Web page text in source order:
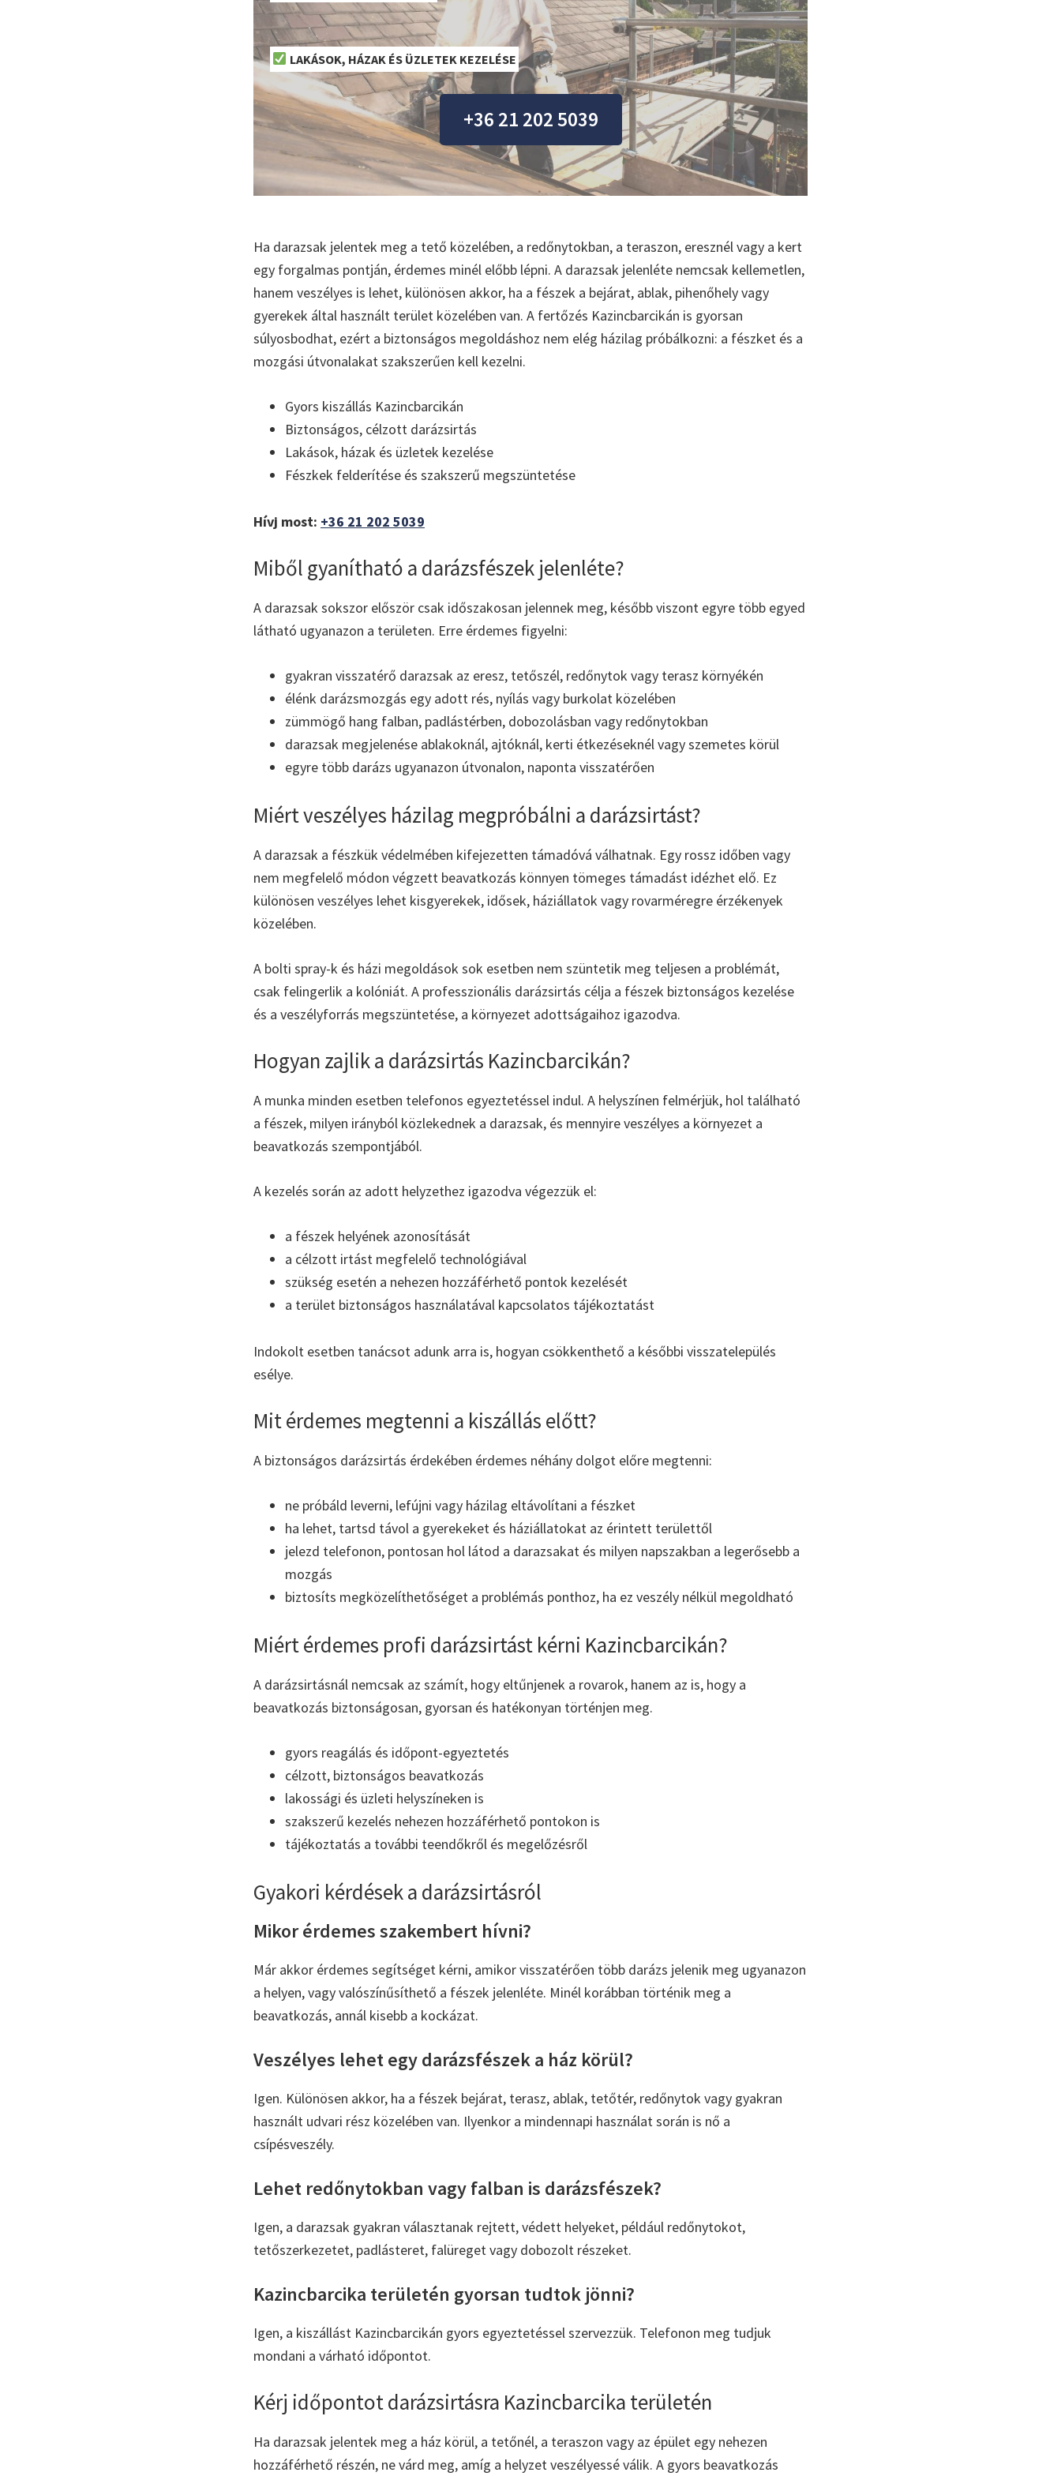
LAKÁSOK, HÁZAK ÉS ÜZLETEK KEZELÉSE
+36 21 202 5039
Ha darazsak jelentek meg a tető közelében, a redőnytokban, a teraszon, eresznél vagy a kert
egy forgalmas pontján, érdemes minél előbb lépni. A darazsak jelenléte nemcsak kellemetlen,
hanem veszélyes is lehet, különösen akkor, ha a fészek a bejárat, ablak, pihenőhely vagy
gyerekek által használt terület közelében van. A fertőzés Kazincbarcikán is gyorsan
súlyosbodhat, ezért a biztonságos megoldáshoz nem elég házilag próbálkozni: a fészket és a
mozgási útvonalakat szakszerűen kell kezelni.
Gyors kiszállás Kazincbarcikán
Biztonságos, célzott darázsirtás
Lakások, házak és üzletek kezelése
Fészkek felderítése és szakszerű megszüntetése
Hívj most: +36 21 202 5039
Miből gyanítható a darázsfészek jelenléte?
A darazsak sokszor először csak időszakosan jelennek meg, később viszont egyre több egyed
látható ugyanazon a területen. Erre érdemes figyelni:
gyakran visszatérő darazsak az eresz, tetőszél, redőnytok vagy terasz környékén
élénk darázsmozgás egy adott rés, nyílás vagy burkolat közelében
zümmögő hang falban, padlástérben, dobozolásban vagy redőnytokban
darazsak megjelenése ablakoknál, ajtóknál, kerti étkezéseknél vagy szemetes körül
egyre több darázs ugyanazon útvonalon, naponta visszatérően
Miért veszélyes házilag megpróbálni a darázsirtást?
A darazsak a fészkük védelmében kifejezetten támadóvá válhatnak. Egy rossz időben vagy
nem megfelelő módon végzett beavatkozás könnyen tömeges támadást idézhet elő. Ez
különösen veszélyes lehet kisgyerekek, idősek, háziállatok vagy rovarméregre érzékenyek
közelében.
A bolti spray-k és házi megoldások sok esetben nem szüntetik meg teljesen a problémát,
csak felingerlik a kolóniát. A professzionális darázsirtás célja a fészek biztonságos kezelése
és a veszélyforrás megszüntetése, a környezet adottságaihoz igazodva.
Hogyan zajlik a darázsirtás Kazincbarcikán?
A munka minden esetben telefonos egyeztetéssel indul. A helyszínen felmérjük, hol található
a fészek, milyen irányból közlekednek a darazsak, és mennyire veszélyes a környezet a
beavatkozás szempontjából.
A kezelés során az adott helyzethez igazodva végezzük el:
a fészek helyének azonosítását
a célzott irtást megfelelő technológiával
szükség esetén a nehezen hozzáférhető pontok kezelését
a terület biztonságos használatával kapcsolatos tájékoztatást
Indokolt esetben tanácsot adunk arra is, hogyan csökkenthető a későbbi visszatelepülés
esélye.
Mit érdemes megtenni a kiszállás előtt?
A biztonságos darázsirtás érdekében érdemes néhány dolgot előre megtenni:
ne próbáld leverni, lefújni vagy házilag eltávolítani a fészket
ha lehet, tartsd távol a gyerekeket és háziállatokat az érintett területtől
jelezd telefonon, pontosan hol látod a darazsakat és milyen napszakban a legerősebb a
mozgás
biztosíts megközelíthetőséget a problémás ponthoz, ha ez veszély nélkül megoldható
Miért érdemes profi darázsirtást kérni Kazincbarcikán?
A darázsirtásnál nemcsak az számít, hogy eltűnjenek a rovarok, hanem az is, hogy a
beavatkozás biztonságosan, gyorsan és hatékonyan történjen meg.
gyors reagálás és időpont-egyeztetés
célzott, biztonságos beavatkozás
lakossági és üzleti helyszíneken is
szakszerű kezelés nehezen hozzáférhető pontokon is
tájékoztatás a további teendőkről és megelőzésről
Gyakori kérdések a darázsirtásról
Mikor érdemes szakembert hívni?
Már akkor érdemes segítséget kérni, amikor visszatérően több darázs jelenik meg ugyanazon
a helyen, vagy valószínűsíthető a fészek jelenléte. Minél korábban történik meg a
beavatkozás, annál kisebb a kockázat.
Veszélyes lehet egy darázsfészek a ház körül?
Igen. Különösen akkor, ha a fészek bejárat, terasz, ablak, tetőtér, redőnytok vagy gyakran
használt udvari rész közelében van. Ilyenkor a mindennapi használat során is nő a
csípésveszély.
Lehet redőnytokban vagy falban is darázsfészek?
Igen, a darazsak gyakran választanak rejtett, védett helyeket, például redőnytokot,
tetőszerkezetet, padlásteret, falüreget vagy dobozolt részeket.
Kazincbarcika területén gyorsan tudtok jönni?
Igen, a kiszállást Kazincbarcikán gyors egyeztetéssel szervezzük. Telefonon meg tudjuk
mondani a várható időpontot.
Kérj időpontot darázsirtásra Kazincbarcika területén
Ha darazsak jelentek meg a ház körül, a tetőnél, a teraszon vagy az épület egy nehezen
hozzáférhető részén, ne várd meg, amíg a helyzet veszélyessé válik. A gyors beavatkozás